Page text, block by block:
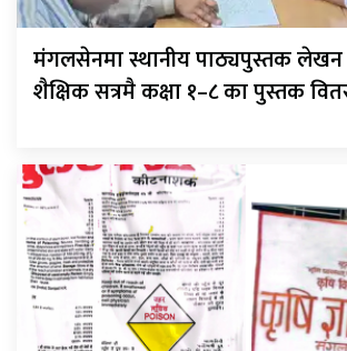
मंगलसेनमा स्थानीय पाठ्यपुस्तक
शैक्षिक सत्रमै कक्षा १–८ का पुस्तक